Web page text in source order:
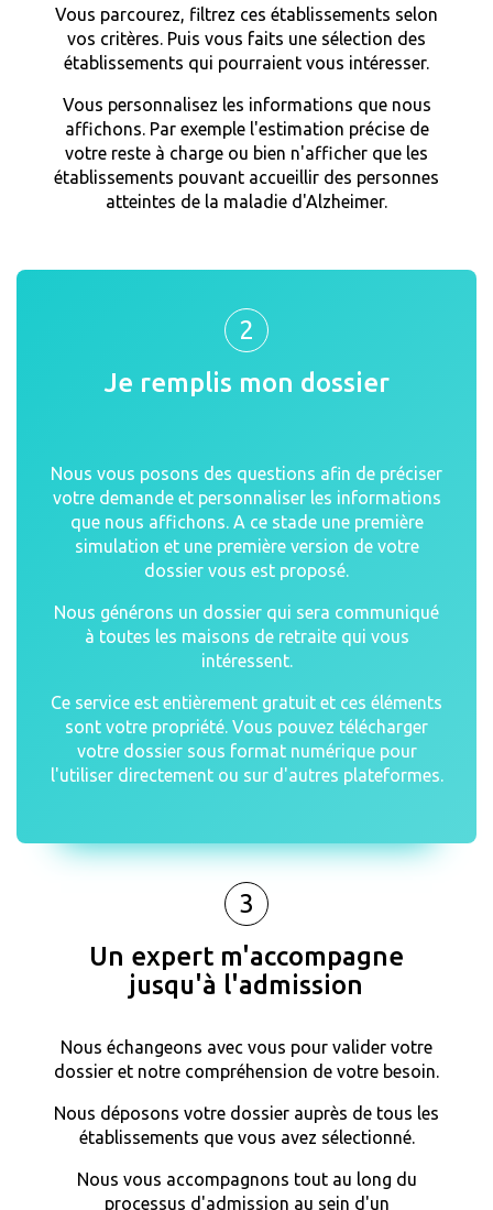
Vous parcourez, filtrez ces établissements selon
vos critères. Puis vous faits une sélection des
établissements qui pourraient vous intéresser.
Vous personnalisez les informations que nous
affichons. Par exemple l'estimation précise de
votre reste à charge ou bien n'afficher que les
établissements pouvant accueillir des personnes
atteintes de la maladie d'Alzheimer.
2
Je remplis mon dossier
Nous vous posons des questions afin de préciser
votre demande et personnaliser les informations
que nous affichons. A ce stade une première
simulation et une première version de votre
dossier vous est proposé.
Nous générons un dossier qui sera communiqué
à toutes les maisons de retraite qui vous
intéressent.
Ce service est entièrement gratuit et ces éléments
sont votre propriété. Vous pouvez télécharger
votre dossier sous format numérique pour
l'utiliser directement ou sur d'autres plateformes.
3
Un expert m'accompagne
jusqu'à l'admission
Nous échangeons avec vous pour valider votre
dossier et notre compréhension de votre besoin.
Nous déposons votre dossier auprès de tous les
établissements que vous avez sélectionné.
Nous vous accompagnons tout au long du
processus d'admission au sein d'un